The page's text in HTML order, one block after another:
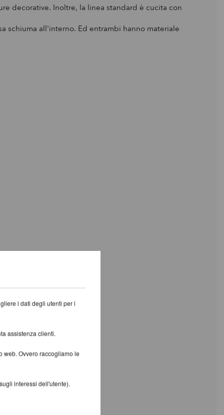
decorative. Inoltre, la linea standard è cucita con
schiuma all'interno. Ed entrambi hanno materiale
i dati degli utenti per i
assistenza clienti.
web. Ovvero raccogliamo le
interessi dell'utente).